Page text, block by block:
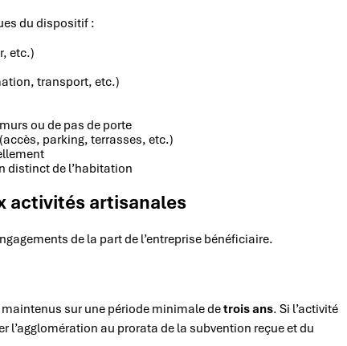
du dispositif :
etc.)
transport, etc.)
ou de pas de porte
parking, terrasses, etc.)
distinct de l’habitation
activités artisanales
de la part de l’entreprise bénéficiaire.
sur une période minimale detrois ans. Si l’activité
l’agglomération au prorata de la subvention reçue et du